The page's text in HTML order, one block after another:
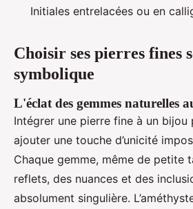
Initiales entrelacées ou en
Choisir ses pierres fines
symbolique
L'éclat des gemmes naturelles
Intégrer une pierre fine à un bijou
ajouter une touche d’unicité
Chaque gemme, même de petite
reflets, des nuances et des
absolument singulière.